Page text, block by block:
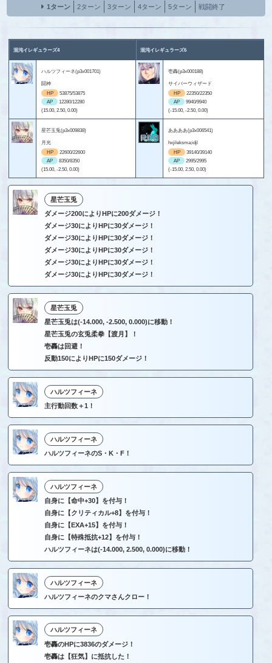
1ターン 2ターン 3ターン 4ターン 5ターン 戦闘終了
混沌イレギュラーズ4 混沌イレギュラーズ6
ハルツフィーネ(p3x001701)
闘神
HP
53875/53875
AP
12280/12280
(15.00, 2.50, 0.00)
壱轟(p3x000188)
サイバーウィザード
HP
22350/22350
AP
9940/9940
(-15.00, -2.50, 0.00)
星芒玉兎(p3x009838)
月光
HP
22600/22600
AP
8350/8350
(15.00, -2.50, 0.00)
ああああ(p3x006541)
hxjileksma;idjl
HP
39140/39140
AP
2995/2995
(-15.00, 2.50, 0.00)
星芒玉兎
ダメージ200によりHPに200ダメージ！
ダメージ30によりHPに30ダメージ！
ダメージ30によりHPに30ダメージ！
ダメージ30によりHPに30ダメージ！
ダメージ30によりHPに30ダメージ！
ダメージ30によりHPに30ダメージ！
星芒玉兎
星芒玉兎は(-14.000, -2.500, 0.000)に移動！
星芒玉兎の玄兎柔拳【渡月】！
壱轟は回避！
反動150によりHPに150ダメージ！
ハルツフィーネ
主行動回数＋1！
ハルツフィーネ
ハルツフィーネのS・K・F！
ハルツフィーネ
自身に【命中+30】を付与！
自身に【クリティカル+8】を付与！
自身に【EXA+15】を付与！
自身に【特殊抵抗+12】を付与！
ハルツフィーネは(-14.000, 2.500, 0.000)に移動！
ハルツフィーネ
ハルツフィーネのクマさんクロー！
ハルツフィーネ
壱轟のHPに3836のダメージ！
壱轟は【狂気】に抵抗した！